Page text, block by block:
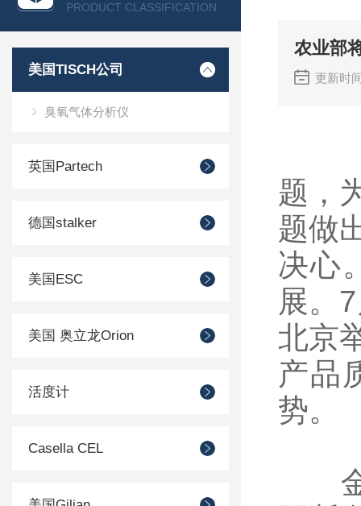
PRODUCT CLASSIFICATION
美国TISCH公司
臭氧气体分析仪
英国Partech
德国stalker
美国ESC
美国 奥立龙Orion
活度计
Casella CEL
农业部
更新时
题，
题做
决心
展。
北京
产品
势。
金